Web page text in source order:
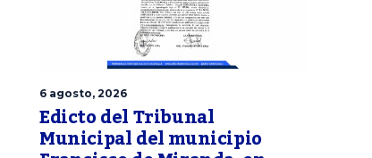
6 agosto, 2026
Edicto del Tribunal
Municipal del municipio